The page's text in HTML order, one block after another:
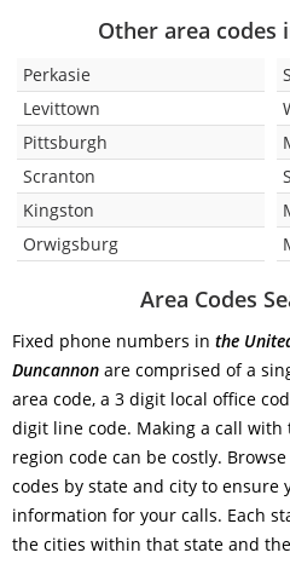
Other area codes
Perkasie
Levittown
Pittsburgh
Scranton
Kingston
Orwigsburg
Area Codes
Fixed phone numbers in the
Duncannon are comprised of a
area code, a 3 digit local office
digit line code. Making a call with
region code can be costly.
codes by state and city to ensure
information for your calls. Each
the cities within that state and